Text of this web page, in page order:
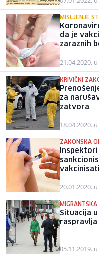
MIŠLJENJE
da je
zaraznih
21.04.2020.
KRIVIČNI
za
zatvora
18.04.2020.
ZAKONSKA
20.01.2020.
Situacija
raspravlja
05.11.2019. u